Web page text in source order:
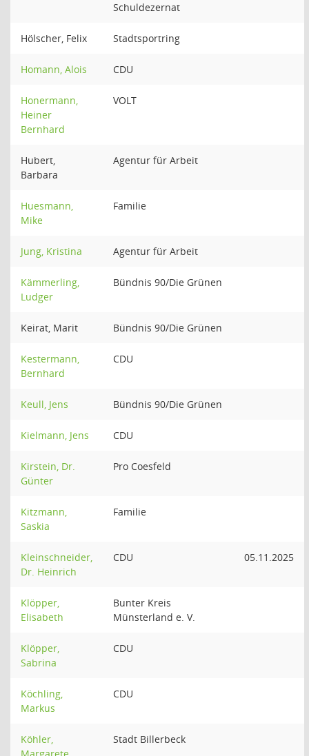
Schuldezernat
Hölscher, Felix Stadtsportring
Homann, Alois CDU
Honermann,
Heiner
Bernhard
VOLT
Hubert,
Barbara
Agentur für Arbeit
Huesmann,
Mike
Familie
Jung, Kristina Agentur für Arbeit
Kämmerling,
Ludger
Bündnis 90/Die Grünen
Keirat, Marit Bündnis 90/Die Grünen
Kestermann,
Bernhard
CDU
Keull, Jens Bündnis 90/Die Grünen
Kielmann, Jens CDU
Kirstein, Dr.
Günter
Pro Coesfeld
Kitzmann,
Saskia
Familie
Kleinschneider,
Dr. Heinrich
CDU 05.11.2025
Klöpper,
Elisabeth
Bunter Kreis
Münsterland e. V.
Klöpper,
Sabrina
CDU
Köchling,
Markus
CDU
Köhler,
Stadt Billerbeck